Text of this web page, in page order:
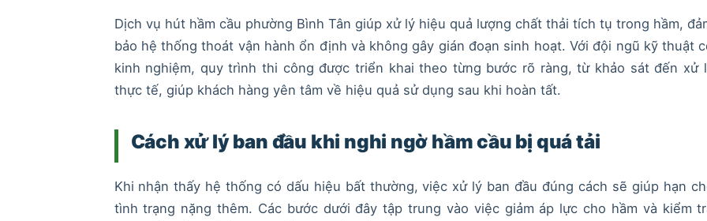
Dịch vụ hút hầm cầu phường Bình Tân giúp xử lý hiệu quả lượng chất thải tích tụ trong hầm,
bảo hệ thống thoát vận hành ổn định và không gây gián đoạn sinh hoạt. Với đội ngũ kỹ thuật
kinh nghiệm, quy trình thi công được triển khai theo từng bước rõ ràng, từ khảo sát đến xử
thực tế, giúp khách hàng yên tâm về hiệu quả sử dụng sau khi hoàn tất.
Cách xử lý ban đầu khi nghi ngờ hầm cầu bị quá tải
Khi nhận thấy hệ thống có dấu hiệu bất thường, việc xử lý ban đầu đúng cách sẽ giúp hạn
tình trạng nặng thêm. Các bước dưới đây tập trung vào việc giảm áp lực cho hầm và kiểm